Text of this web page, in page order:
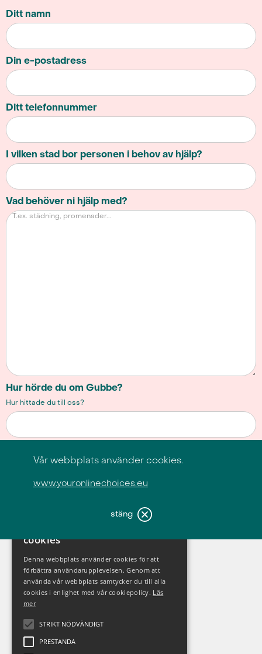
Ditt namn
Din e-postadress
Ditt telefonnummer
I vilken stad bor personen i behov av hjälp?
Vad behöver ni hjälp med?
Hur hörde du om Gubbe?
Hur hittade du till oss?
Vår webbplats använder cookies.
www.youronlinechoices.eu
stäng
En del av familjen.
cookies
Denna webbplats använder cookies för att
förbättra användarupplevelsen. Genom att
använda vår webbplats samtycker du till alla
cookies i enlighet med vår cookiepolicy. Läs
mer
STRIKT NÖDVÄNDIGT
PRESTANDA